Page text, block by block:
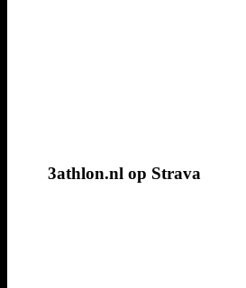
3athlon.nl op Strava